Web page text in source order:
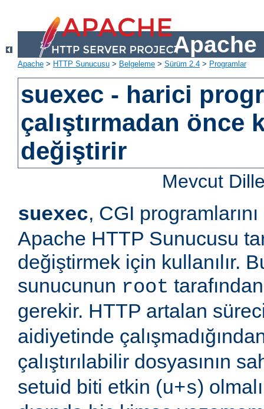
Apache
Apache > HTTP Sunucusu > Belgeleme > Sürüm 2.4 > Programlar
suexec - harici
çalıştırmadan önce
değiştirir
Mevcut
suexec, CGI
Apache HTTP Sunucusu
değiştirmek için kullanılır.
sunucunun root
gerekir. HTTP artalan
aidiyetinde
çalıştırılabilir dosyasının
setuid biti etkin (u+s)